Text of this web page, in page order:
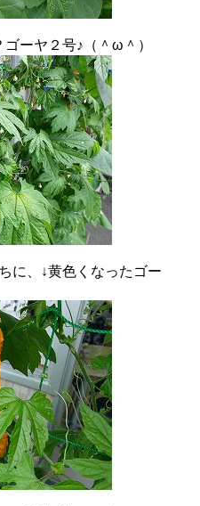
ーヤ２号♪（＾ω＾）
に、↓黄色くなったゴー